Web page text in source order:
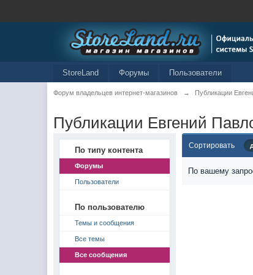
StoreLand Форумы Пользователи
Форум владельцев интернет-магазинов → Публикации
Публикации Евгений
По типу контента
Форумы
Пользователи
По пользователю
Темы и сообщения
Все темы
Все сообщения
Сортировать
По вашему